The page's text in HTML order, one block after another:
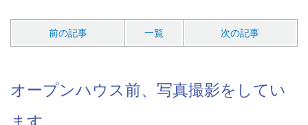
前の記事 一覧 次の記事
オープンハウス前、写真撮影をしてい
ます